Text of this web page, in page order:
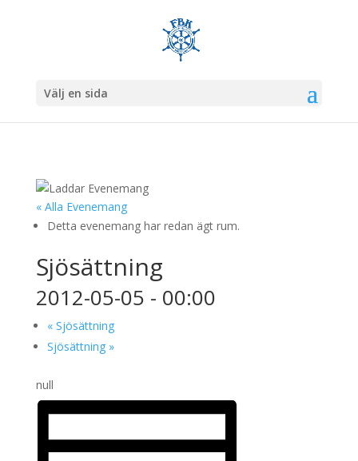
Välj en sida
« Alla Evenemang
Detta evenemang har redan ägt rum.
Sjösättning
2012-05-05 - 00:00
«Sjösättning
Sjösättning »
null